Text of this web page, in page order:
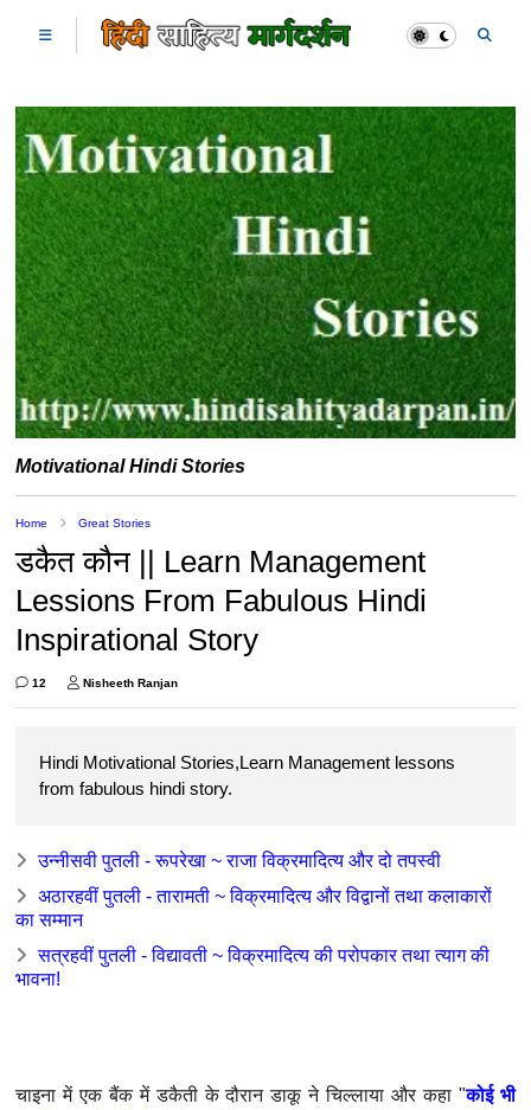
Motivational Hindi Stories
Home Great Stories
डकैत कौन || Learn Management
Lessions From Fabulous Hindi
Inspirational Story
12 Nisheeth Ranjan
Hindi Motivational Stories,Learn Management lessons
from fabulous hindi story.
उन्नीसवी पुतली - रूपरेखा ~ राजा विक्रमादित्य और दो तपस्वी
अठारहवीं पुतली - तारामती ~ विक्रमादित्य और विद्वानों तथा कलाकारों
का सम्मान
सत्रहवीं पुतली - विद्यावती ~ विक्रमादित्य की परोपकार तथा त्याग की
भावना!
​चाइना में एक बैंक में डकैती के ​दौरान डाकू ने चिल्लाया और कहा "कोई भी